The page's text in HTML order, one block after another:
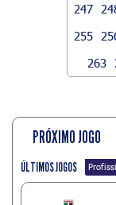
247
255
263
PRÓXIMO JOGO
ÚLTIMOS JOGOS